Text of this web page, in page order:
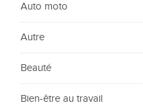
Auto moto
Autre
Beauté
Bien-être au travail